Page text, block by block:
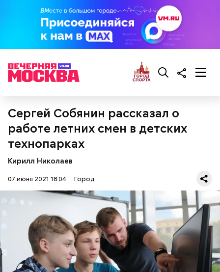
Сергей Собянин рассказал о
работе летних смен в детских
технопарках
Кирилл Николаев
07 июня 2021 18:04 Город